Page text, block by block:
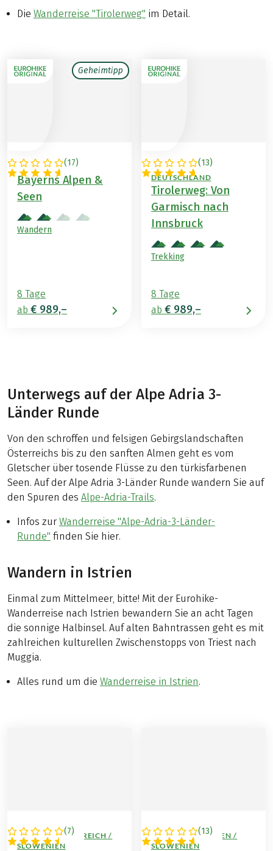
Die Wanderreise "Tirolerweg" im Detail.
Geheimtipp
(17)
DEUTSCHLAND
Bayerns Alpen &
Seen
Wandern
8 Tage
ab € 989,–
(13)
ÖSTERREICH /
DEUTSCHLAND
Tirolerweg: Von
Garmisch nach
Innsbruck
Trekking
8 Tage
ab € 989,–
Unterwegs auf der Alpe Adria 3-
Länder Runde
Von den schroffen und felsigen Gebirgslandschaften
Österreichs bis zu den sanften Almen geht es vom
Gletscher über tosende Flüsse zu den türkisfarbenen
Seen. Auf der Alpe Adria 3-Länder Runde wandern Sie auf
den Spuren des Alpe-Adria-Trails.
Infos zur Wanderreise "Alpe-Adria-3-Länder-
Runde" finden Sie hier.
Wandern in Istrien
Einmal zum Mittelmeer, bitte! Mit der Eurohike-
Wanderreise nach Istrien bewandern Sie an acht Tagen
die sonnige Halbinsel. Auf alten Bahntrassen geht es mit
zahlreichen kulturellen Zwischenstopps von Triest nach
Muggia.
Alles rund um die Wanderreise in Istrien.
(7)
ITALIEN / ÖSTERREICH /
SLOWENIEN
(13)
KROATIEN / ITALIEN /
SLOWENIEN